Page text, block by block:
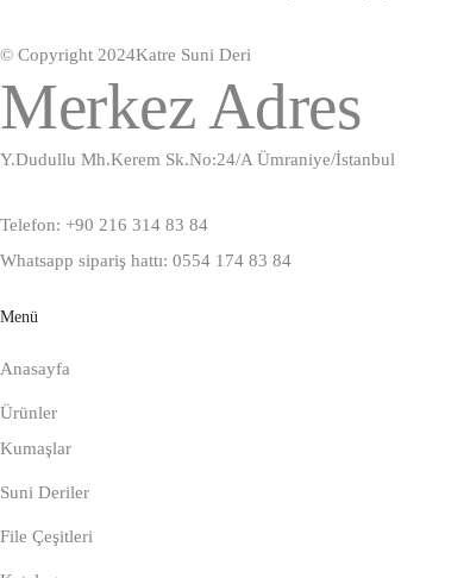
© Copyright 2024Katre Suni Deri
Merkez Adres
Y.Dudullu Mh.Kerem Sk.No:24/A Ümraniye/İstanbul
Telefon: +90 216 314 83 84
Whatsapp sipariş hattı: 0554 174 83 84
Menü
Anasayfa
Ürünler
Kumaşlar
Suni Deriler
File Çeşitleri